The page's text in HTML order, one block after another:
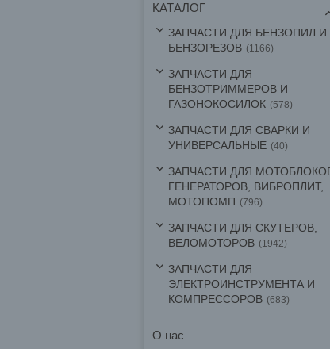
КАТАЛОГ
ЗАПЧАСТИ ДЛЯ БЕНЗОПИЛ И
БЕНЗОРЕЗОВ
1166
ЗАПЧАСТИ ДЛЯ
БЕНЗОТРИММЕРОВ И
ГАЗОНОКОСИЛОК
578
ЗАПЧАСТИ ДЛЯ СВАРКИ И
УНИВЕРСАЛЬНЫЕ
40
ЗАПЧАСТИ ДЛЯ
ГЕНЕРАТОРОВ, ВИБРОПЛИТ,
МОТОПОМП
796
ЗАПЧАСТИ ДЛЯ СКУТЕРОВ,
ВЕЛОМОТОРОВ
1942
ЗАПЧАСТИ ДЛЯ
ЭЛЕКТРОИНСТРУМЕНТА И
КОМПРЕССОРОВ
683
О нас